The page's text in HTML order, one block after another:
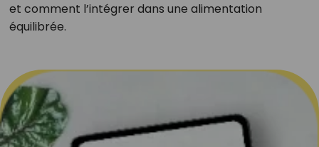
et comment l’intégrer dans une alimentation
équilibrée.